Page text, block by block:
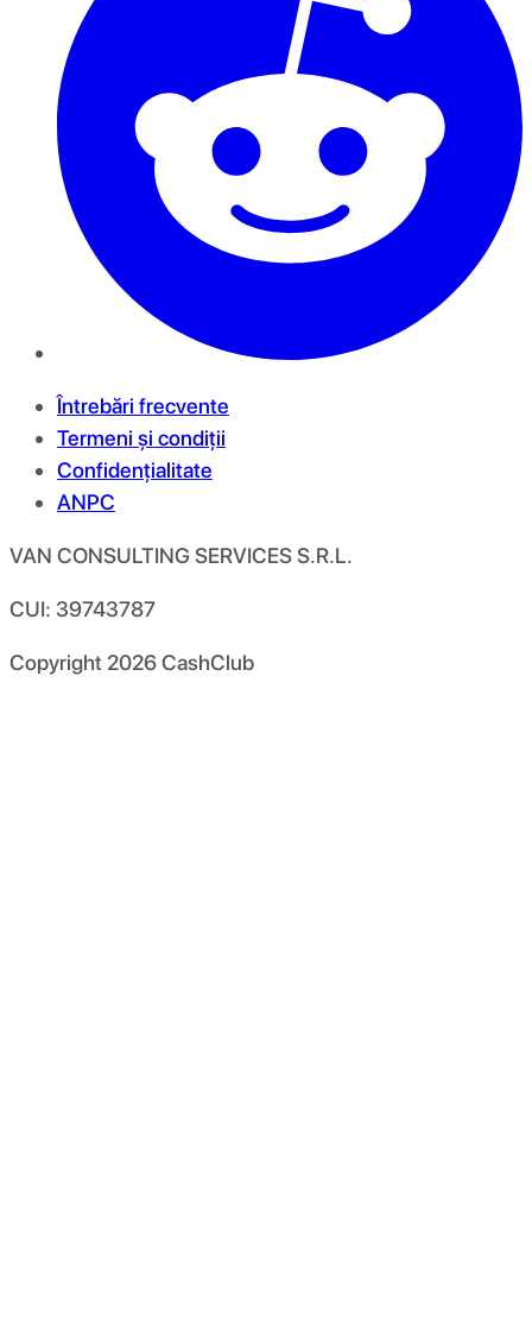
Întrebări frecvente
Termeni și condiții
Confidențialitate
ANPC
VAN CONSULTING SERVICES S.R.L.
CUI: 39743787
Copyright 2026CashClub